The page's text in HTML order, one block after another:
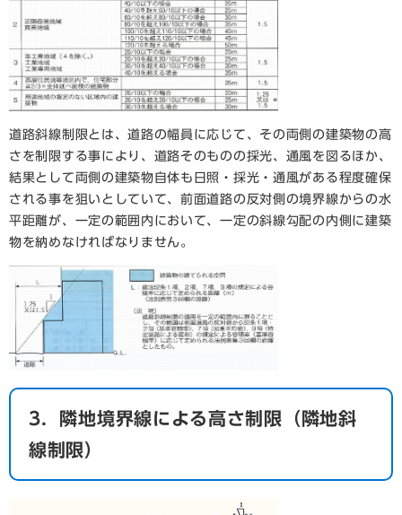
道路斜線制限とは、道路の幅員に応じて、その両側の建築物の高
さを制限する事により、道路そのものの採光、通風を図るほか、
結果として両側の建築物自体も日照・採光・通風がある程度確保
される事を狙いとしていて、前面道路の反対側の境界線からの水
平距離が、一定の範囲内において、一定の斜線勾配の内側に建築
物を納めなければなりません。
3．隣地境界線による高さ制限（隣地斜
線制限）